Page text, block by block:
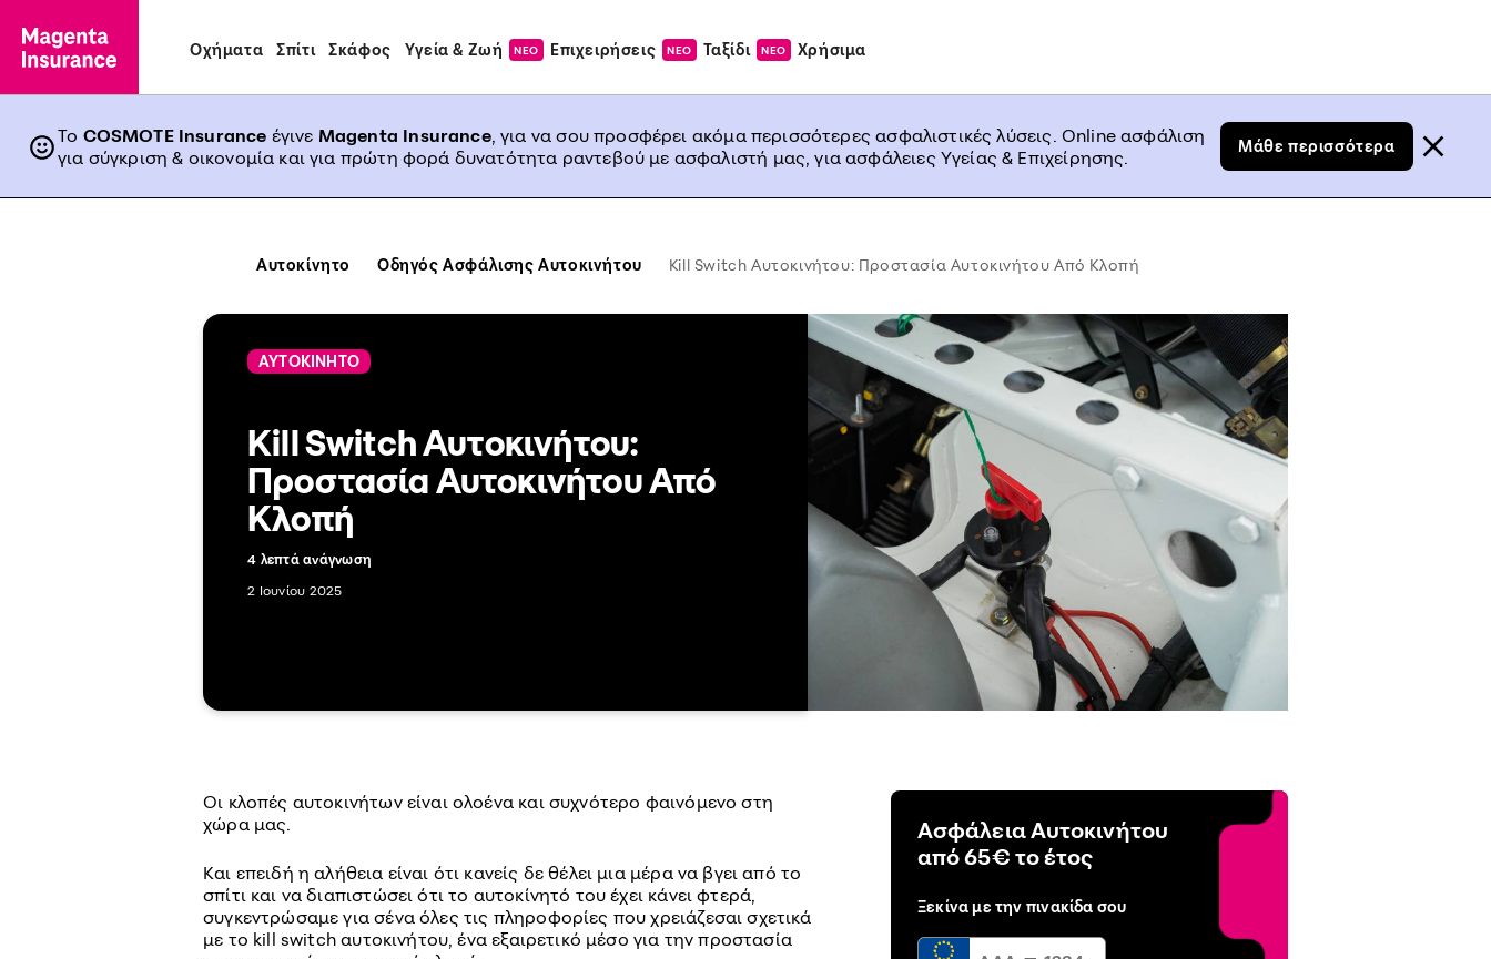
Οχήματα Σπίτι Σκάφος Υγεία & Ζωή ΝΕΟ Επιχειρήσεις ΝΕΟ Ταξίδι ΝΕΟ Χρήσιμα
Το COSMOTE Insurance έγινε Magenta Insurance, για να σου προσφέρει ακόμα περισσότερες ασφαλιστικές λύσεις. Online ασφάλιση
για σύγκριση & οικονομία και για πρώτη φορά δυνατότητα ραντεβού με ασφαλιστή μας, για ασφάλειες Υγείας & Επιχείρησης.
Μάθε περισσότερα
Αυτοκίνητο Οδηγός Ασφάλισης Αυτοκινήτου Kill Switch Αυτοκινήτου: Προστασία Αυτοκινήτου Από Κλοπή
ΑΥΤΟΚΙΝΗΤΟ
Kill Switch Αυτοκινήτου:
Προστασία Αυτοκινήτου Από
Κλοπή
4 λεπτά ανάγνωση
2 Ιουνίου 2025
Οι κλοπές αυτοκινήτων είναι ολοένα και συχνότερο φαινόμενο στη
χώρα μας.
Kαι επειδή η αλήθεια είναι ότι κανείς δε θέλει μια μέρα να βγει από το
σπίτι και να διαπιστώσει ότι το αυτοκίνητό του έχει κάνει φτερά,
συγκεντρώσαμε για σένα όλες τις πληροφορίες που χρειάζεσαι σχετικά
με το kill switch αυτοκινήτου, ένα εξαιρετικό μέσο για την προστασία
Ασφάλεια Αυτοκινήτου
από 65€ το έτος
Ξεκίνα με την πινακίδα σου